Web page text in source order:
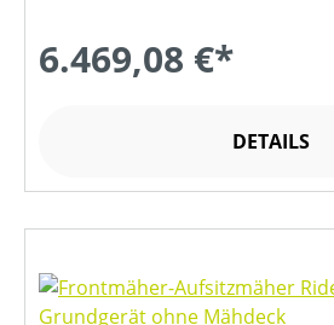
6.469,08 €*
DETAILS